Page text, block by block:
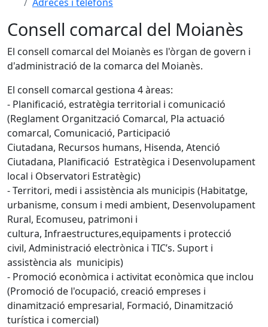
Consell comarcal del Moianès
El consell comarcal del Moianès es l'òrgan de govern i
d'administració de la comarca del Moianès.
El consell comarcal gestiona 4 àreas:
- Planificació, estratègia territorial i comunicació
(Reglament Organització Comarcal, Pla actuació
comarcal, Comunicació, Participació
Ciutadana, Recursos humans, Hisenda, Atenció
Ciutadana, Planificació Estratègica i Desenvolupament
local i Observatori Estratègic)
- Territori, medi i assistència als municipis (Habitatge,
urbanisme, consum i medi ambient, Desenvolupament
Rural, Ecomuseu, patrimoni i
cultura, Infraestructures,equipaments i protecció
civil, Administració electrònica i TIC’s. Suport i
assistència als municipis)
- Promoció econòmica i activitat econòmica que inclou
(Promoció de l'ocupació, creació empreses i
dinamització empresarial, Formació, Dinamització
turística i comercial)